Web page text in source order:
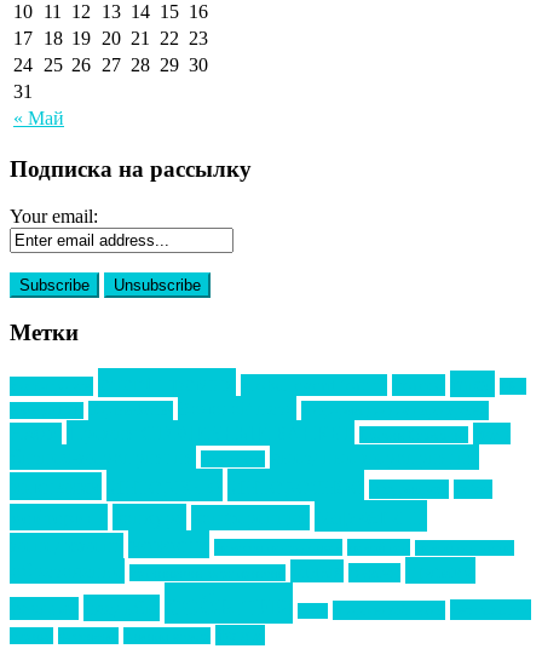
« Май
10 11 12 13 14 15 16
17 18 19 20 21 22 23
24 25 26 27 28 29 30
31
Подписка на рассылку
Your email:
Метки